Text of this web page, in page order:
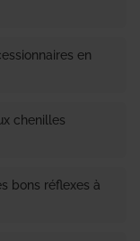
en
chenilles
bons réflexes à